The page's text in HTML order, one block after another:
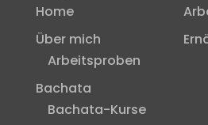
Home
Über mich
Arbeitsproben
Bachata
Bachata-Kurse